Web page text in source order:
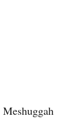
Meshuggah